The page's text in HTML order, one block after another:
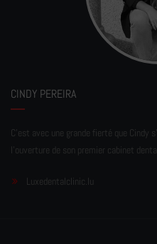
CINDY PEREIRA
C'est avec une grande fierté que Cindy
l'ouverture de son premier cabinet
Luxedentalclinic.lu